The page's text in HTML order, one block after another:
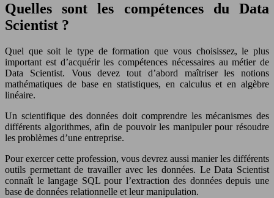
Quelles sont les compétences du Data
Scientist ?
Quel que soit le type de formation que vous choisissez, le plus
important est d’acquérir les compétences nécessaires au métier de
Data Scientist. Vous devez tout d’abord maîtriser les notions
mathématiques de base en statistiques, en calculus et en algèbre
linéaire.
Un scientifique des données doit comprendre les mécanismes des
différents algorithmes, afin de pouvoir les manipuler pour résoudre
les problèmes d’une entreprise.
Pour exercer cette profession, vous devrez aussi manier les différents
outils permettant de travailler avec les données. Le Data Scientist
connaît le langage SQL pour l’extraction des données depuis une
base de données relationnelle et leur manipulation.